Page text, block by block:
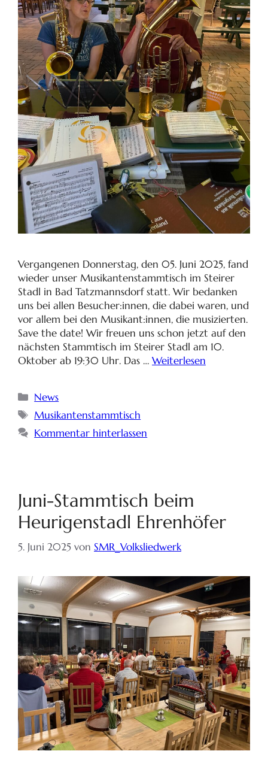
Vergangenen Donnerstag, den 05. Juni 2025, fand
wieder unser Musikantenstammtisch im Steirer
Stadl in Bad Tatzmannsdorf statt. Wir bedanken
uns bei allen Besucher:innen, die dabei waren, und
vor allem bei den Musikant:innen, die musizierten.
Save the date! Wir freuen uns schon jetzt auf den
nächsten Stammtisch im Steirer Stadl am 10.
Oktober ab 19:30 Uhr. Das … Weiterlesen
News
Musikantenstammtisch
Kommentar hinterlassen
Juni-Stammtisch beim
Heurigenstadl Ehrenhöfer
5. Juni 2025 von SMR_Volksliedwerk